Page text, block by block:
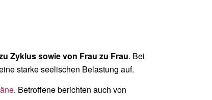
Zyklus sowie von Frau zu Frau. Bei
starke seelischen Belastung auf.
. Betroffene berichten auch von